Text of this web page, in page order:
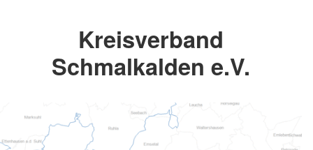
Kreisverband
Schmalkalden e.V.